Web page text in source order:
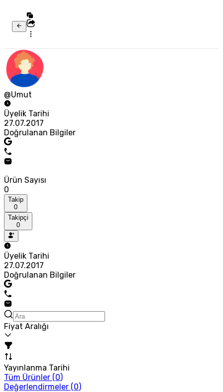
@Umut
Üyelik Tarihi
27.07.2017
Doğrulanan Bilgiler
Ürün Sayısı
0
Takip
0
Takipçi
0
Üyelik Tarihi
27.07.2017
Doğrulanan Bilgiler
Fiyat Aralığı
Yayınlanma Tarihi
Tüm Ürünler (0)
Değerlendirmeler (0)